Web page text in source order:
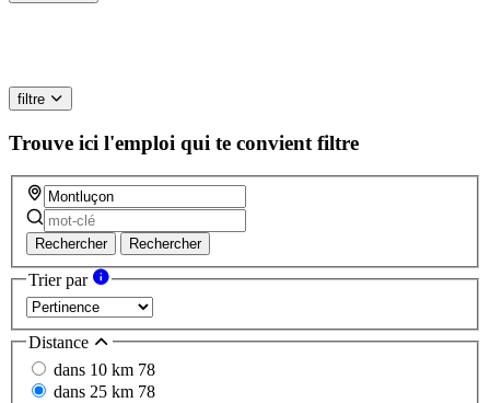
filtre
Trouve ici l'emploi qui te convient filtre
Rechercher Rechercher
Trier par
Distance
dans 10 km 78
dans 25 km 78